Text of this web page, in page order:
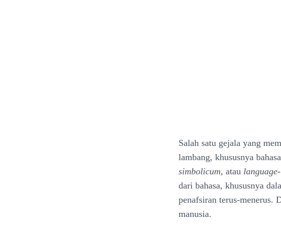
Salah satu gejala yang
lambang, khususnya
simbolicum, atau
dari bahasa, khususnya
penafsiran terus-menerus.
manusia.